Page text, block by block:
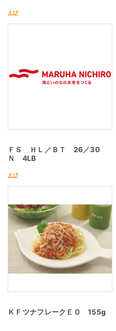
えび
ＦＳ ＨＬ／ＢＴ 26／30
Ｎ 4LB
えび
ＫＦツナフレークＥＯ 155g